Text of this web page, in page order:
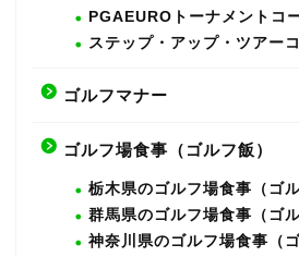
PGAEUROトーナメントコ
ステップ・アップ・ツアー
ゴルフマナー
ゴルフ場食事（ゴルフ飯）
栃木県のゴルフ場食事（ゴル
群馬県のゴルフ場食事（ゴル
神奈川県のゴルフ場食事（ゴ